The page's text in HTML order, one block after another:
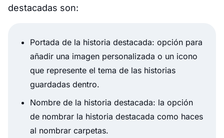
destacadas son:
Portada de la historia destacada: opción para
añadir una imagen personalizada o un icono
que represente el tema de las historias
guardadas dentro.
Nombre de la historia destacada: la opción
de nombrar la historia destacada como haces
al nombrar carpetas.